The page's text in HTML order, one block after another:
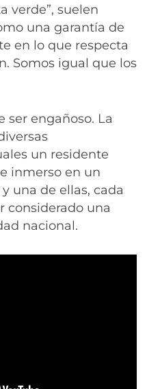
verde”, suelen
una garantía de
en lo que respecta
Somos igual que los
ser engañoso. La
un residente
inmerso en un
una de ellas, cada
considerado una
nacional.